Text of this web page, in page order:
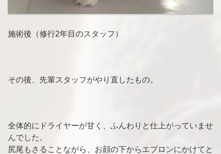
施術後（修行2年目のスタッフ）
その後、先輩スタッフがやり直したもの。
全体的にドライヤーが甘く、ふんわりと仕上がっていませ
んでした。
尻尾もさることながら、お顔の下からエプロンにかけてと